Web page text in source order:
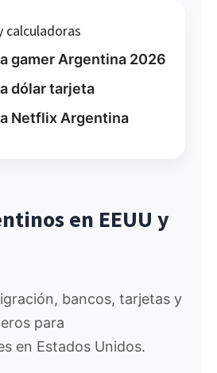
calculadoras
gamer Argentina 2026
dólar tarjeta
Netflix Argentina
en EEUU y
bancos, tarjetas y
para
en Estados Unidos.